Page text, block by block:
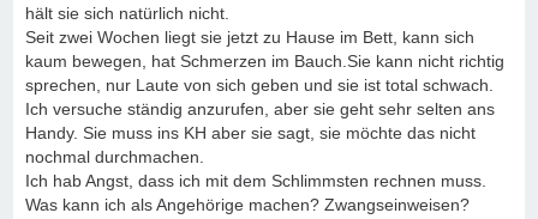
hält sie sich natürlich nicht.
Seit zwei Wochen liegt sie jetzt zu Hause im Bett, kann sich
kaum bewegen, hat Schmerzen im Bauch.Sie kann nicht richtig
sprechen, nur Laute von sich geben und sie ist total schwach.
Ich versuche ständig anzurufen, aber sie geht sehr selten ans
Handy. Sie muss ins KH aber sie sagt, sie möchte das nicht
nochmal durchmachen.
Ich hab Angst, dass ich mit dem Schlimmsten rechnen muss.
Was kann ich als Angehörige machen? Zwangseinweisen?